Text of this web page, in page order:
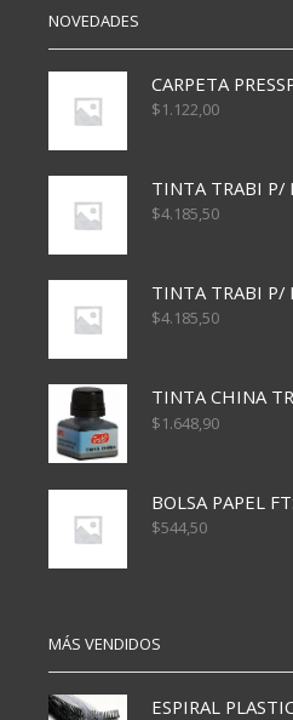
NOVEDADES
$1.122,00
$4.185,50
$4.185,50
$1.648,90
$544,50
MÁS VENDIDOS